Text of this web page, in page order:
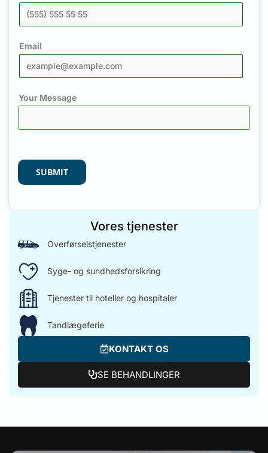
Email
Your Message
SUBMIT
Vores tjenester
Overførselstjenester
Syge- og sundhedsforsikring
Tjenester til hoteller og hospitaler
Tandlægeferie
KONTAKT OS
SE BEHANDLINGER